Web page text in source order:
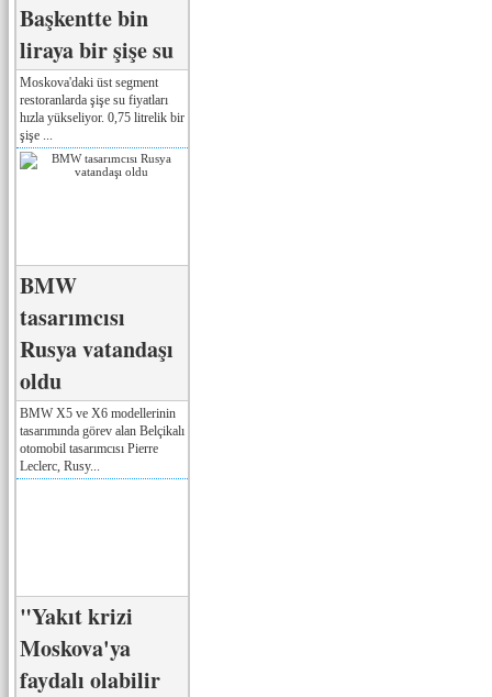
Başkentte bin
liraya bir şişe su
Moskova'daki üst segment
restoranlarda şişe su fiyatları
hızla yükseliyor. 0,75 litrelik bir
şişe ...
BMW
tasarımcısı
Rusya vatandaşı
oldu
BMW X5 ve X6 modellerinin
tasarımında görev alan Belçikalı
otomobil tasarımcısı Pierre
Leclerc, Rusy...
"Yakıt krizi
Moskova'ya
faydalı olabilir